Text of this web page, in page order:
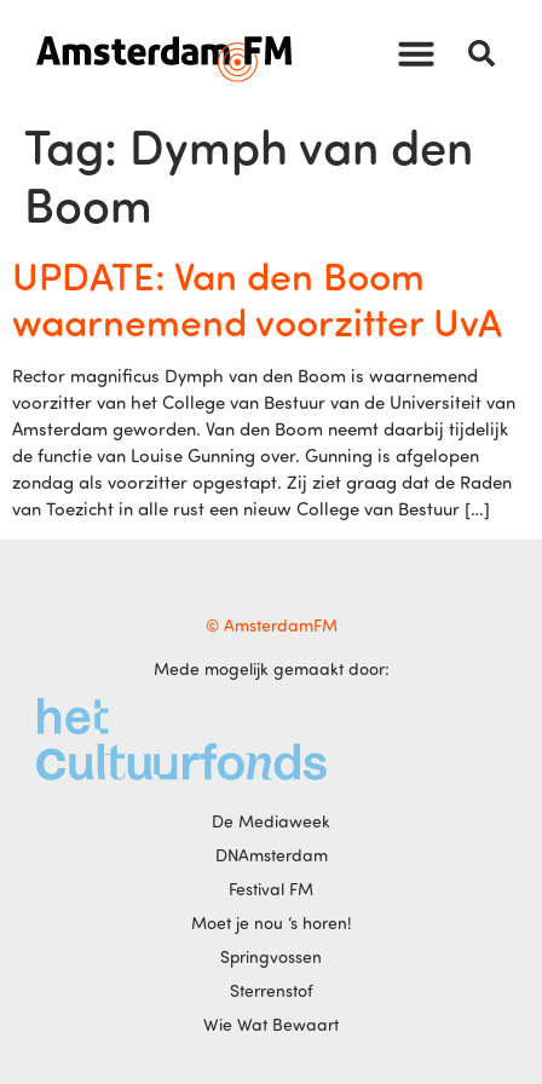
Tag: Dymph van den
Boom
UPDATE: Van den Boom
waarnemend voorzitter UvA
Rector magnificus Dymph van den Boom is waarnemend
voorzitter van het College van Bestuur van de Universiteit van
Amsterdam geworden. Van den Boom neemt daarbij tijdelijk
de functie van Louise Gunning over. Gunning is afgelopen
zondag als voorzitter opgestapt. Zij ziet graag dat de Raden
van Toezicht in alle rust een nieuw College van Bestuur […]
© AmsterdamFM
Mede mogelijk gemaakt door:
De Mediaweek
DNAmsterdam
Festival FM
Moet je nou ‘s horen!
Springvossen
Sterrenstof
Wie Wat Bewaart